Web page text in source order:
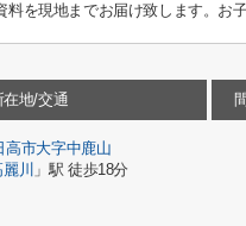
を現地までお届け致します。
在地/交通
高市大字中鹿山
川 」駅 徒歩18分